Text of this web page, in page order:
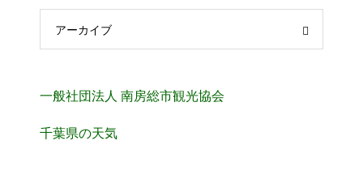
アーカイブ
一般社団法人 南房総市観光協会
千葉県の天気